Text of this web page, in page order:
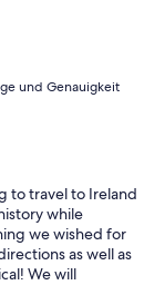
und Genauigkeit
to travel to Ireland
while
we wished for
as well as
We will